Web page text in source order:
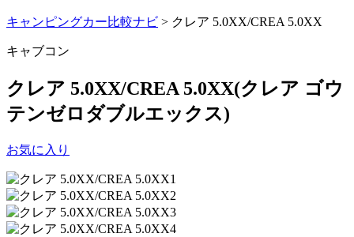
キャンピングカー比較ナビ > クレア 5.0XX/CREA 5.0XX
キャブコン
クレア 5.0XX/CREA 5.0XX(クレア ゴウ
テンゼロダブルエックス)
お気に入り